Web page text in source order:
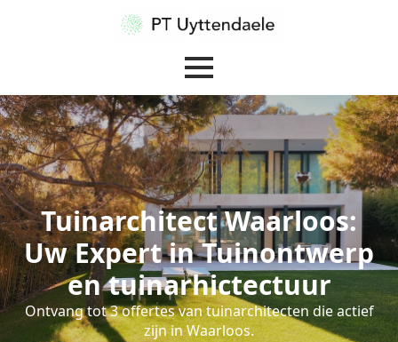
Tuinarchitect Waarloos:
Uw Expert in Tuinontwerp
en tuinarhictectuur
Ontvang tot 3 offertes van tuinarchitecten die actief
zijn in Waarloos.